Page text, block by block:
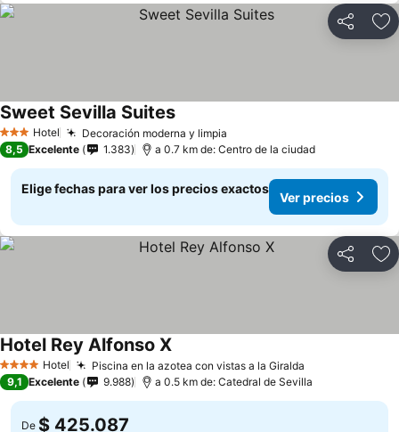
Compartir
3 Estrellas
Hotel Decoración moderna y limpia
Sweet Sevilla Suites
8,5 Excelente 1.383 a 0.7 km de: Centro de la ciudad
Elige fechas para ver los precios exactos
Ver precios
Compartir
4 EstrellasHotel Piscina en la azotea con vistas a la Giralda
Hotel Rey Alfonso X
9,1 Excelente 9.988 a 0.5 km de: Catedral de Sevilla
De $ 425.087